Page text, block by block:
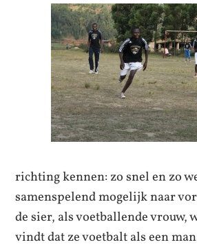
richting kennen: zo snel en zo
samenspelend mogelijk naar
de sier, als voetballende vrouw,
vindt dat ze voetbalt als een